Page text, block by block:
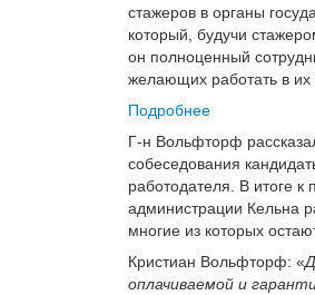
стажеров в органы
который, будучи
он полноценный
желающих работать в их
Подробнее
Г-н Вольфторф
собеседования
работодателя. В итоге
администрации Кельна
многие из которых
Кристиан Вольфторф: «
оплачиваемой и